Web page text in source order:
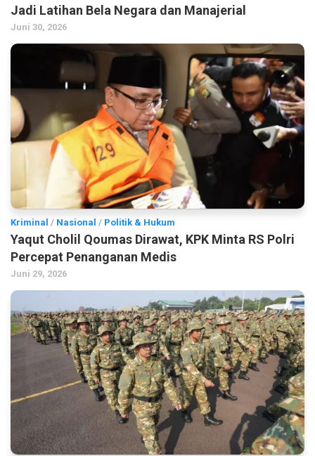
Jadi Latihan Bela Negara dan Manajerial
Juni 30, 2026
Kriminal / Nasional / Politik & Hukum
Yaqut Cholil Qoumas Dirawat, KPK Minta RS Polri
Percepat Penanganan Medis
Juni 29, 2026